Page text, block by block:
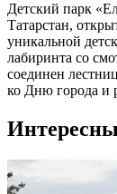
Детский парк
Татарстан,
уникальной
лабиринта со
соединен
ко Дню города и